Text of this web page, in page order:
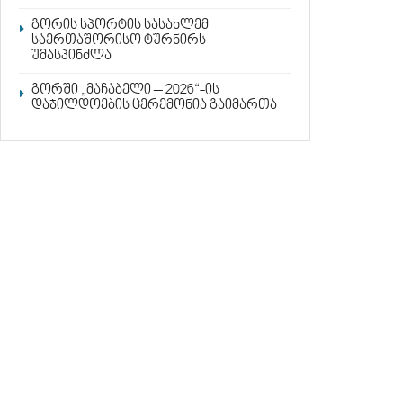
გორის სპორტის სასახლემ
საერთაშორისო ტურნირს
უმასპინძლა
გორში „მაჩაბელი – 2026“-ის
დაჯილდოების ცერემონია გაიმართა